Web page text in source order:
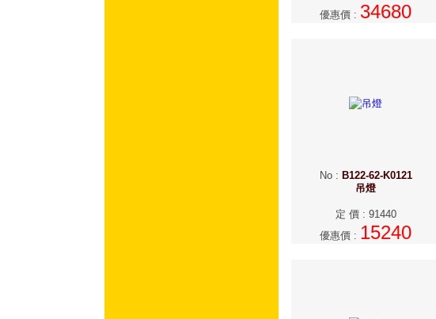
優惠價 : 34680
No: B122-62-K0121
吊燈
定 價: 91440
優惠價 : 15240